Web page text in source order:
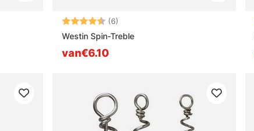
Beoordeling:(6)
Westin Spin-Treble
van€6.10